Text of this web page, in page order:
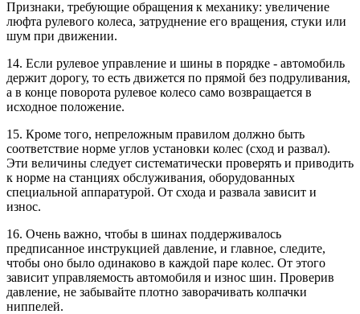
Признаки, требующие обращения к механику: увеличение
люфта рулевого колеса, затруднение его вращения, стуки или
шум при движении.
14. Если рулевое управление и шины в порядке - автомобиль
держит дорогу, то есть движется по прямой без подруливания,
а в конце поворота рулевое колесо само возвращается в
исходное положение.
15. Кроме того, непреложным правилом должно быть
соответствие норме углов установки колес (сход и развал).
Эти величины следует систематически проверять и приводить
к норме на станциях обслуживания, оборудованных
специальной аппаратурой. От схода и развала зависит и
износ.
16. Очень важно, чтобы в шинах поддерживалось
предписанное инструкцией давление, и главное, следите,
чтобы оно было одинаково в каждой паре колес. От этого
зависит управляемость автомобиля и износ шин. Проверив
давление, не забывайте плотно заворачивать колпачки
ниппелей.